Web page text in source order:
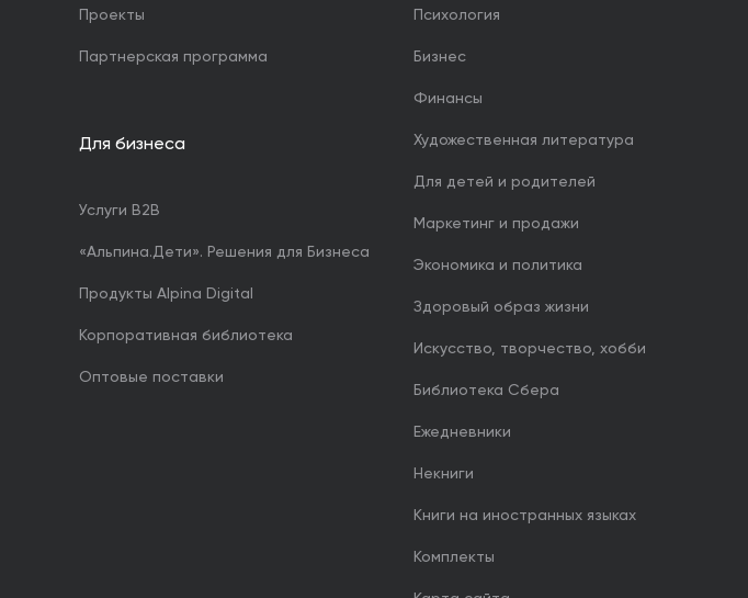
Проекты
Партнерская программа
Для бизнеса
Услуги B2B
«Альпина.Дети». Решения для Бизнеса
Продукты Alpina Digital
Корпоративная библиотека
Оптовые поставки
Психология
Бизнес
Финансы
Художественная литература
Для детей и родителей
Маркетинг и продажи
Экономика и политика
Здоровый образ жизни
Искусство, творчество, хобби
Библиотека Сбера
Ежедневники
Некниги
Книги на иностранных языках
Комплекты